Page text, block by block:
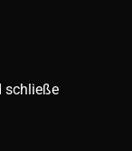
schließe